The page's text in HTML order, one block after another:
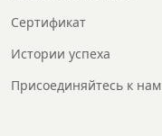
Сертификат
Истории успеха
Присоединяйтесь к нам